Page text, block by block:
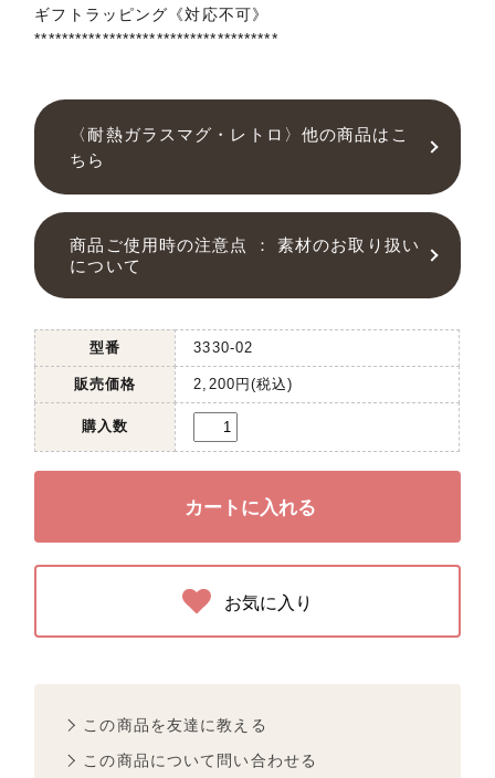
ギフトラッピング《対応不可》
************************************
〈耐熱ガラスマグ・レトロ〉他の商品はこ
ちら
商品ご使用時の注意点 ： 素材のお取り扱い
について
型番 3330-02
販売価格 2,200円(税込)
購入数
お気に入り
この商品を友達に教える
この商品について問い合わせる